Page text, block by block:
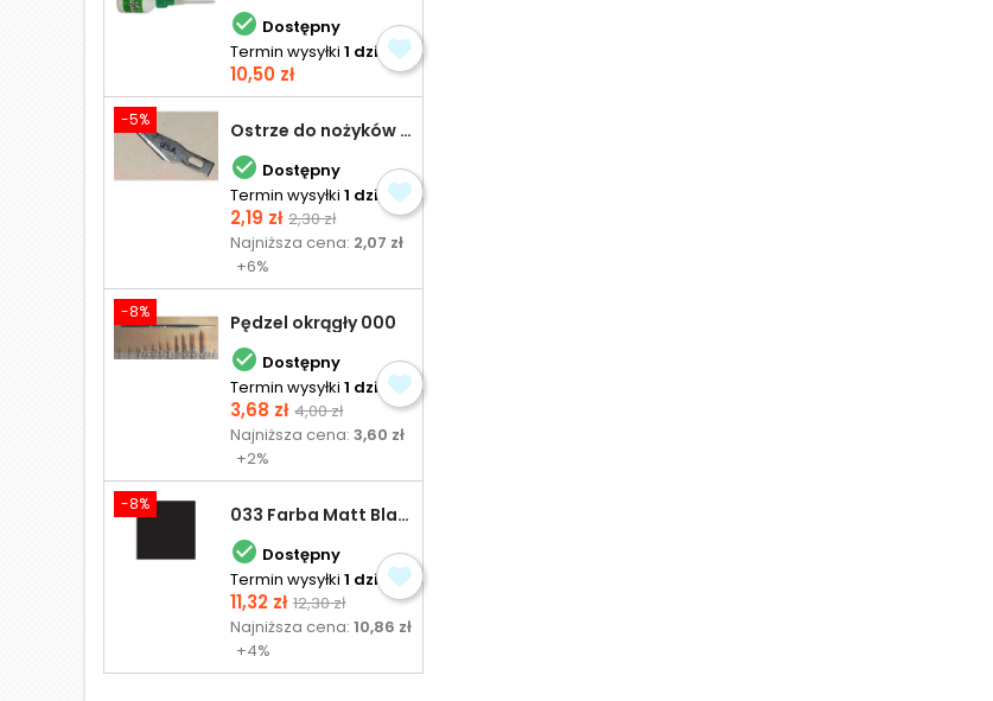
 Dostępny
Termin wysyłki 1 dzień
Cena
10,50 zł
-5% Ostrze do nożyków Excel
 Dostępny
Termin wysyłki 1 dzień
Cena
2,19 zł Cena
podstawowa
2,30 zł
Najniższa cena: 2,07 zł
+6%
-8% Pędzel okrągły 000
 Dostępny
Termin wysyłki 1 dzień
Cena
3,68 zł Cena
podstawowa
4,00 zł
Najniższa cena:3,60 zł
+2%
-8% 033 Farba Matt Black - olejna
 Dostępny
Termin wysyłki 1 dzień
Cena
11,32 zł Cena
podstawowa
12,30 zł
Najniższa cena:10,86 zł
+4%